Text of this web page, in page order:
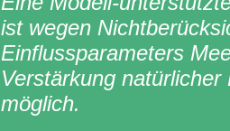
ist wegen
Einflussparameters
Verstärkung
möglich.